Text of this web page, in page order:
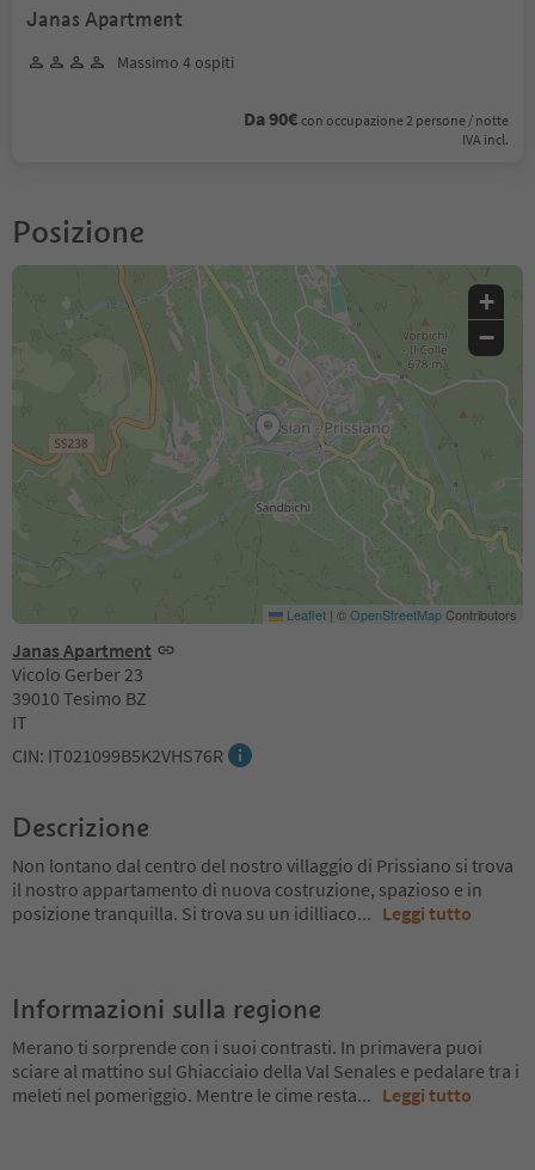
Janas Apartment
Massimo 4 ospiti
Da 90€ con occupazione 2 persone / notte
IVA incl.
Posizione
Janas Apartment
Vicolo Gerber 23
39010 Tesimo BZ
IT
CIN: IT021099B5K2VHS76R
+
−
Leaflet | ©OpenStreetMapContributors
Descrizione
Non lontano dal centro del nostro villaggio di Prissiano si trova
il nostro appartamento di nuova costruzione, spazioso e in
posizione tranquilla. Si trova su un idilliaco... Leggi tutto
Informazioni sulla regione
Merano ti sorprende con i suoi contrasti. In primavera puoi
sciare al mattino sul Ghiacciaio della Val Senales e pedalare tra i
meleti nel pomeriggio. Mentre le cime resta... Leggi tutto